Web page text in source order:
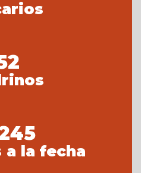
a la fecha